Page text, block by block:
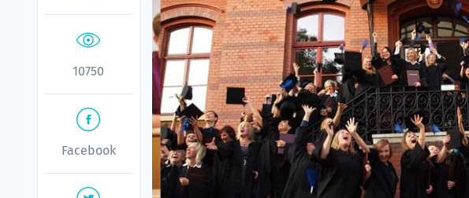
10750
Facebook